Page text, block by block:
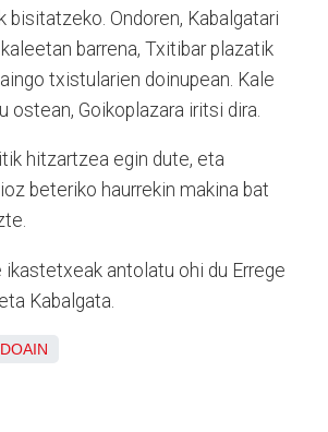
bisitatzeko. Ondoren, Kabalgatari
barrena, Txitibar plazatik
txistularien doinupean. Kale
ostean, Goikoplazara iritsi dira.
hitzartzea egin dute, eta
beteriko haurrekin makina bat
ikastetxeak antolatu ohi du Errege
Kabalgata.